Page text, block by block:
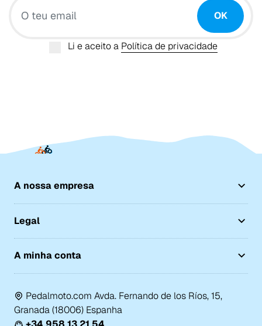
OK
Li e aceito a Política de privacidade
A nossa empresa
Legal
A minha conta
Pedalmoto.com Avda. Fernando de los Ríos, 15,
Granada (18006) Espanha